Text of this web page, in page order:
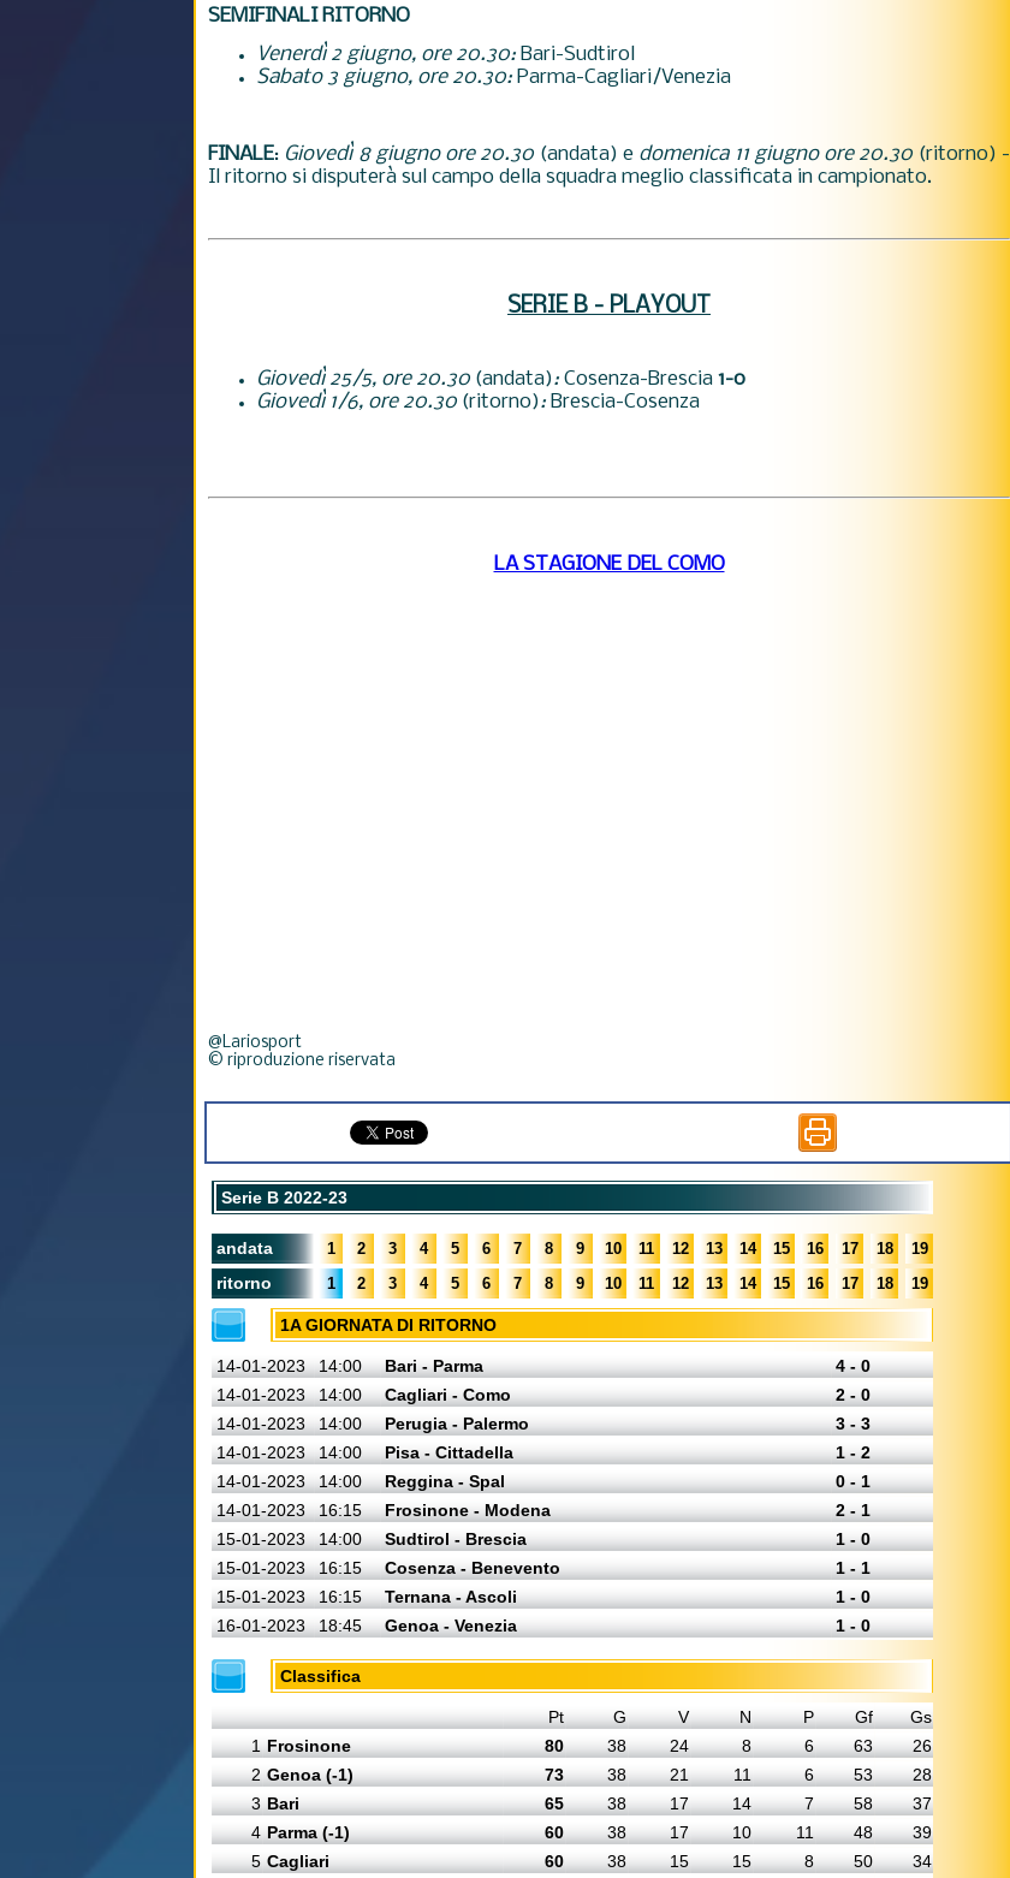
SEMIFINALI RITORNO
Venerdì 2 giugno, ore 20.30: Bari-Sudtirol
Sabato 3 giugno, ore 20.30: Parma-Cagliari/Venezia
FINALE: Giovedì 8 giugno ore 20.30 (andata) e domenica 11 giugno ore 20.30 (ritorno) -
Il ritorno si disputerà sul campo della squadra meglio classificata in campionato.
SERIE B - PLAYOUT
Giovedì 25/5, ore 20.30 (andata): Cosenza-Brescia 1-0
Giovedì 1/6, ore 20.30 (ritorno): Brescia-Cosenza
LA STAGIONE DEL COMO
@Lariosport
© riproduzione riservata
Serie B 2022-23
andata 1 2 3 4 5 6 7 8 9 10 11 12 13 14 15 16 17 18 19
ritorno 1 2 3 4 5 6 7 8 9 10 11 12 13 14 15 16 17 18 19
1A GIORNATA DI RITORNO
14-01-2023 14:00 Bari - Parma
4 - 0
14-01-2023
14:00 Cagliari - Como
2 - 0
14-01-2023
14:00 Perugia - Palermo
3 - 3
14-01-2023
14:00 Pisa - Cittadella
1 - 2
14-01-2023
14:00 Reggina - Spal
0 - 1
14-01-2023
16:15 Frosinone - Modena
2 - 1
15-01-2023
14:00 Sudtirol - Brescia
1 - 0
15-01-2023
16:15 Cosenza - Benevento
1 - 1
15-01-2023
16:15 Ternana - Ascoli
1 - 0
16-01-2023
18:45 Genoa - Venezia 1 - 0
Classifica
Pt G V N P Gf
Gs
1 Frosinone 80 38 24 8 6 63
26
2 Genoa (-1) 73 38 21 11 6 53
28
3 Bari 65 38 17 14 7 58
37
4 Parma (-1) 60 38 17 10 11 48
39
5 Cagliari 60 38 15 15 8 50 34